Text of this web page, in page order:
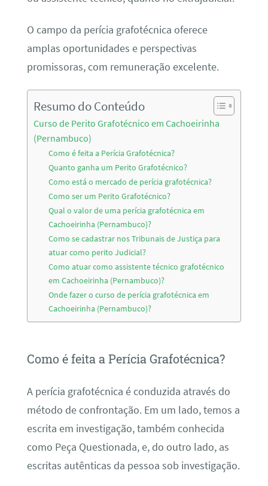
O campo da perícia grafotécnica oferece
amplas oportunidades e perspectivas
promissoras, com remuneração excelente.
Resumo do Conteúdo
Curso de Perito Grafotécnico em Cachoeirinha
(Pernambuco)
Como é feita a Perícia Grafotécnica?
Quanto ganha um Perito Grafotécnico?
Como está o mercado de perícia grafotécnica?
Como ser um Perito Grafotécnico?
Qual o valor de uma perícia grafotécnica em
Cachoeirinha (Pernambuco)?
Como se cadastrar nos Tribunais de Justiça para
atuar como perito Judicial?
Como atuar como assistente técnico grafotécnico
em Cachoeirinha (Pernambuco)?
Onde fazer o curso de perícia grafotécnica em
Cachoeirinha (Pernambuco)?
Como é feita a Perícia Grafotécnica?
A perícia grafotécnica é conduzida através do
método de confrontação. Em um lado, temos a
escrita em investigação, também conhecida
como Peça Questionada, e, do outro lado, as
escritas autênticas da pessoa sob investigação.